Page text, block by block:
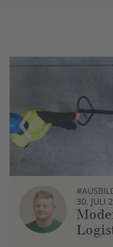
Previous
30. JULI